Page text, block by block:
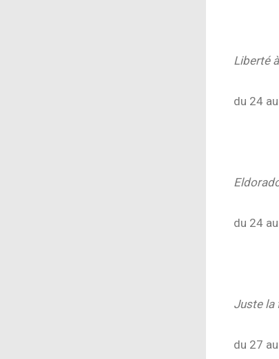
Liberté
du 24
du 24
Juste la
du 27